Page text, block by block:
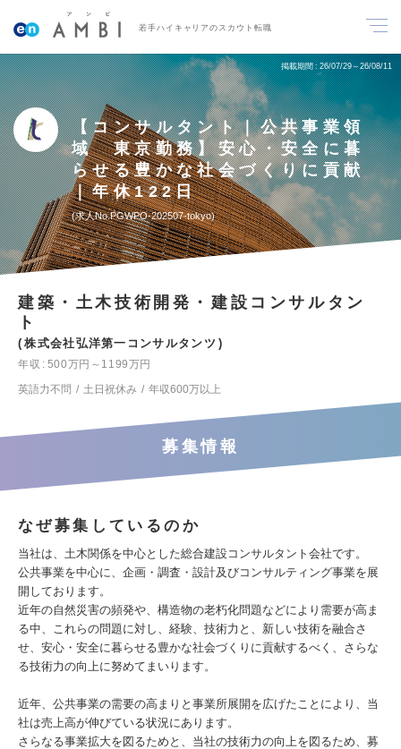
若手ハイキャリアのスカウト転職
掲載期間 26/07/29～26/08/11
【コンサルタント｜公共事業領
域 東京勤務】安心・安全に暮
らせる豊かな社会づくりに貢献
｜年休122日
求人No.PGWPO-202507-tokyo
建築・土木技術開発・建設コンサルタン
ト
株式会社弘洋第一コンサルタンツ
年収
500万円～1199万円
英語力不問
土日祝休み 年収600万以上
募集情報
なぜ募集しているのか
当社は、土木関係を中心とした総合建設コンサルタント会社です。
公共事業を中心に、企画・調査・設計及びコンサルティング事業を展
開しております。
近年の自然災害の頻発や、構造物の老朽化問題などにより需要が高ま
る中、これらの問題に対し、経験、技術力と、新しい技術を融合さ
せ、安心・安全に暮らせる豊かな社会づくりに貢献するべく、さらな
る技術力の向上に努めてまいります。
近年、公共事業の需要の⾼まりと事業所展開を広げたことにより、当
社は売上⾼が伸びている状況にあります。
さらなる事業拡⼤を図るためと、当社の技術⼒の向上を図るため、募